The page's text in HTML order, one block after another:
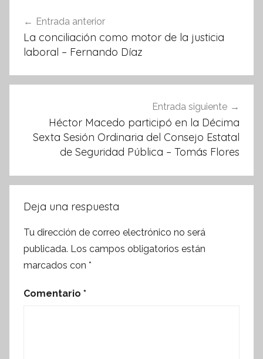
o
k
p
de
entradas
Entrada anterior
La conciliación como motor de la justicia
laboral – Fernando Díaz
Entrada siguiente
Héctor Macedo participó en la Décima
Sexta Sesión Ordinaria del Consejo Estatal
de Seguridad Pública – Tomás Flores
Deja una respuesta
Tu dirección de correo electrónico no será
publicada. Los campos obligatorios están
marcados con *
Comentario *